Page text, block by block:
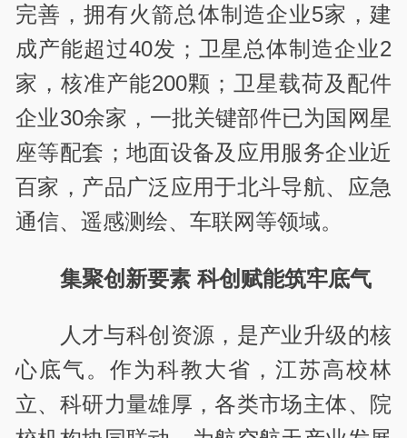
完善，拥有火箭总体制造企业5家，建
成产能超过40发；卫星总体制造企业2
家，核准产能200颗；卫星载荷及配件
企业30余家，一批关键部件已为国网星
座等配套；地面设备及应用服务企业近
百家，产品广泛应用于北斗导航、应急
通信、遥感测绘、车联网等领域。
集聚创新要素 科创赋能筑牢底气
人才与科创资源，是产业升级的核
心底气。作为科教大省，江苏高校林
立、科研力量雄厚，各类市场主体、院